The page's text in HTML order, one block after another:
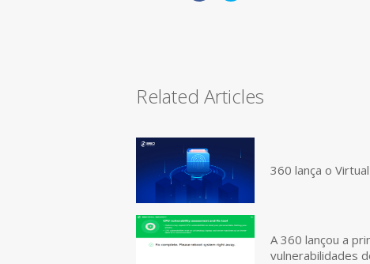
Related Articles
360 lança o
A 360 lançou a
vulnerabilidades